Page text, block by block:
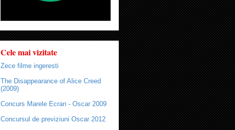
Cele mai vizitate
Zece filme ingeresti
The Disappearance of Alice Creed
(2009)
Concurs Marele Ecran - Oscar 2009
Concursul de previziuni Oscar 2012